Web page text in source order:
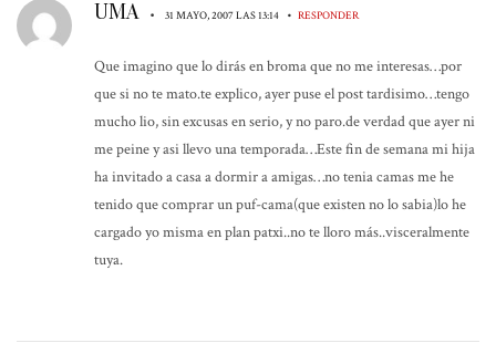
UMA • 31 MAYO, 2007 LAS 13:14 • RESPONDER
Que imagino que lo dirás en broma que no me interesas…por
que si no te mato.te explico, ayer puse el post tardisimo…tengo
mucho lio, sin excusas en serio, y no paro.de verdad que ayer ni
me peine y asi llevo una temporada…Este fin de semana mi hija
ha invitado a casa a dormir a amigas…no tenia camas me he
tenido que comprar un puf-cama(que existen no lo sabia)lo he
cargado yo misma en plan patxi..no te lloro más..visceralmente
tuya.